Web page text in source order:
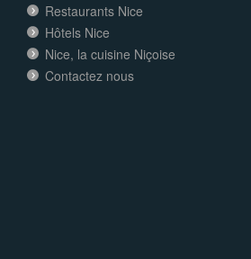
Restaurants Nice
Hôtels Nice
Nice, la cuisine Niçoise
Contactez nous